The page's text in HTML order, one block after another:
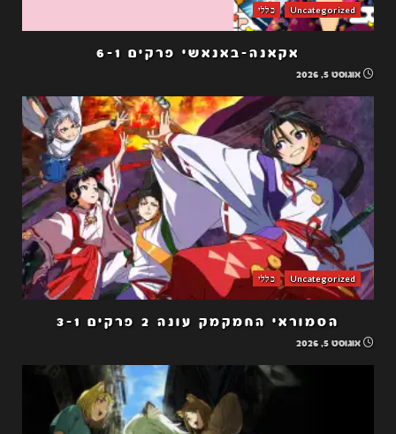
Uncategorized כללי
אקאנה-באנאשי פרקים 6-1
אוגוסט 5, 2026
Uncategorized כללי
הסמוראי החמקמק עונה 2 פרקים 3-1
אוגוסט 5, 2026